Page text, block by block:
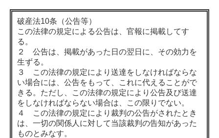
破産法10条（公告等）
この法律の規定による公告は、官報に掲載してす
る。
２ 公告は、掲載があった日の翌日に、その効力を
生ずる。
３ この法律の規定により送達をしなければならな
い場合には、公告をもって、これに代えることがで
きる。ただし、この法律の規定により公告及び送達
をしなければならない場合は、この限りでない。
４ この法律の規定により裁判の公告がされたとき
は、一切の関係人に対して当該裁判の告知があった
ものとみなす。